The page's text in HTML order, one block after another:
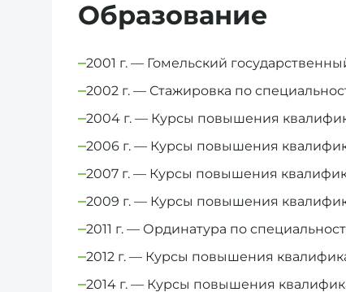
Образование
2001 г. — Гомельский
2002 г. — Стажировка по
2004 г. — Курсы повышения
2006 г. — Курсы повышения
2007 г. — Курсы повышения
2009 г. — Курсы повышения
2011 г. — Ординатура по
2012 г. — Курсы повышения
2014 г. — Курсы повышения